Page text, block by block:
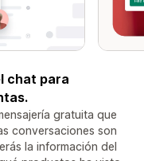
chat para
gratuita que
conversaciones son
la información del